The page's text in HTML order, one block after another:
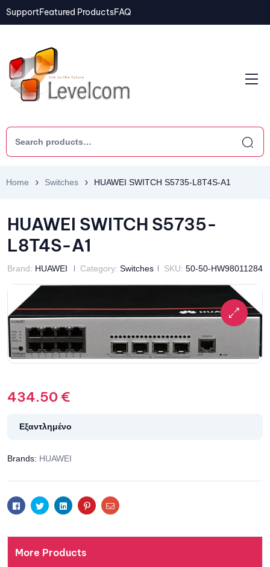
SupportFeatured ProductsFAQ
Home Switches HUAWEI SWITCH S5735-L8T4S-A1
HUAWEI SWITCH S5735-
L8T4S-A1
Brand: HUAWEI Category: Switches SKU: 50-50-HW98011284
434.50€
Εξαντλημένο
Brands: HUAWEI
FacebookTwitterLinkedinPinterestEmail
More Products